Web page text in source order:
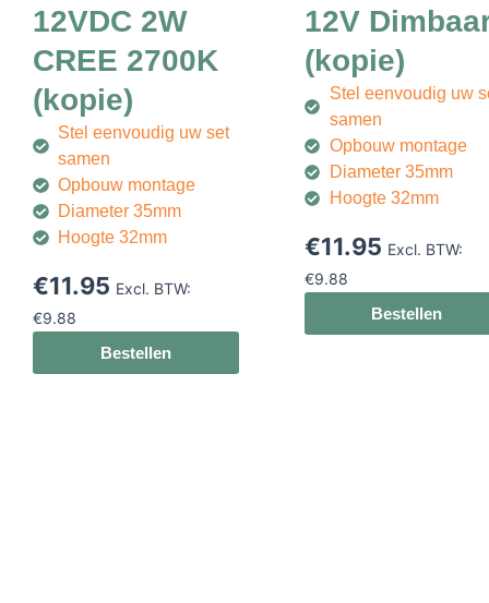
12VDC 2W
CREE 2700K
(kopie)
Stel eenvoudig uw set
samen
Opbouw montage
Diameter 35mm
Hoogte 32mm
€11.95 Excl. BTW:
€9.88
Bestellen
12V
(kopie)
Stel eenvoudig uw
samen
Opbouw montage
Diameter 35mm
Hoogte 32mm
€11.95 Excl. BTW:
€9.88
Bestellen